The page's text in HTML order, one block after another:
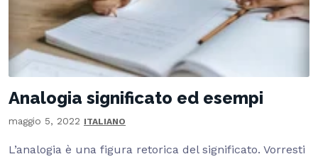
Analogia significato ed esempi
maggio 5, 2022 ITALIANO
L’analogia è una figura retorica del significato. Vorresti